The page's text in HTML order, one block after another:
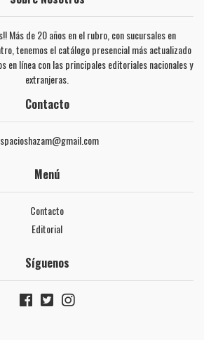
Más de 20 años en el rubro, con sucursales en
tenemos el catálogo presencial más actualizado
en línea con las principales editoriales nacionales y
extranjeras.
Contacto
Menú
Contacto
Editorial
Síguenos